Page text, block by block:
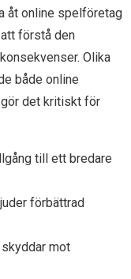
åt online spelföretag
förstå den
Olika
både online
gör det kritiskt för
till ett bredare
förbättrad
mot